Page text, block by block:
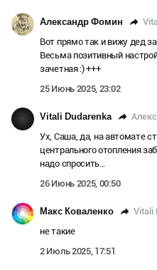
Александр Фомин
Вот прямо так и вижу дед
Весьма позитивный
зачетная :) +++
25 Июнь 2025, 23:02
Vitali Dudarenka
Ух, Саша, да, на автомате
центрального отопления
надо спросить...
26 Июнь 2025, 00:50
Макс Коваленко Vitali
не такие
2 Июль 2025, 17:51